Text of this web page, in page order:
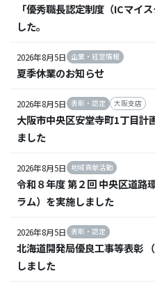
「優秀職長認定制度（ICマイ
した。
2026年8月5日 企業・経営情報
夏季休業のお知らせ
2026年8月5日 表彰・認定 大阪支店
大阪市中央区安堂寺町1丁目計
ました
2026年8月5日 地域貢献活動
令和８年度 第２回 中央区道路
ラム）を実施しました
2026年8月5日 表彰・認定
北海道開発局優良工事等表彰
しました